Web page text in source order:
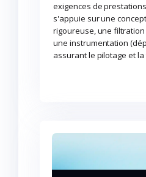
exigences de prestations
s'appuie sur une
rigoureuse, une
une instrumentation
assurant le pilotage et